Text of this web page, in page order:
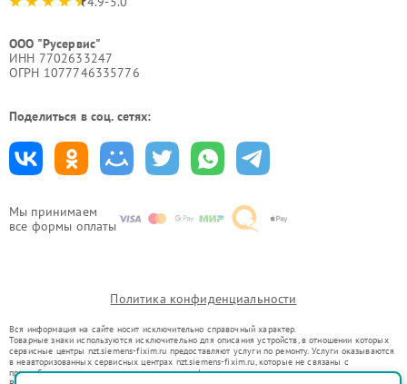
Мы принимаем
все формы оплаты
ООО "Русервис"
ИНН 7702633247
ОГРН 1077746335776
Поделиться в соц. сетях:
Политика конфиденциальности
Вся информация на сайте носит исключительно справочный характер.
Товарные знаки используются исключительно для описания устройств, в отношении которых
сервисные центры nzt.siemens-fixim.ru предоставляют услуги по ремонту. Услуги оказываются
в неавторизованных сервисных центрах nzt.siemens-fixim.ru, которые не связаны с
правообладателями товарных знаков или их официальными представителями.